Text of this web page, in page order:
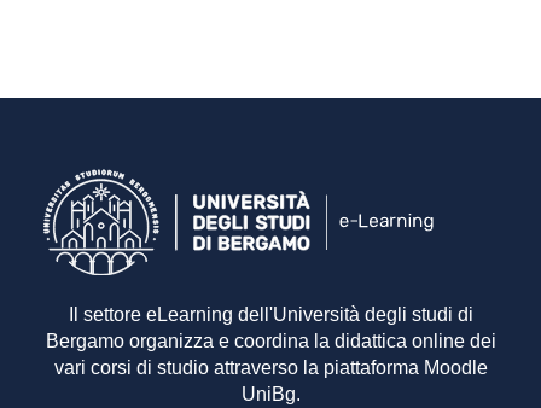
Il settore eLearning dell'Università degli studi di
Bergamo organizza e coordina la didattica online dei
vari corsi di studio attraverso la piattaforma Moodle
UniBg.